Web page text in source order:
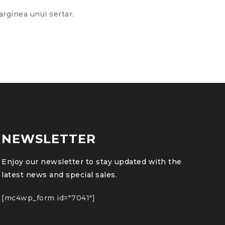
unui sertar.
NEWSLETTER
Enjoy our newsletter to stay updated with the
latest news and special sales.
[mc4wp_form id="7041"]